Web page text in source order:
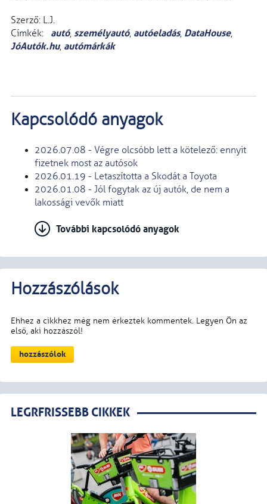
Szerző: L.J.
Címkék:
autó, személyautó, autóeladás, DataHouse,
JóAutók.hu, autómárkák
Kapcsolódó anyagok
2026.07.08 - Végre olcsóbb lett a kötelező: ennyit
fizetnek most az autósok
2026.01.19 - Letaszította a Skodát a Toyota
2026.01.08 - Jól fogytak az új autók, de nem a
lakossági vevők miatt
További kapcsolódó anyagok
LEGRFRISSEBB CIKKEK